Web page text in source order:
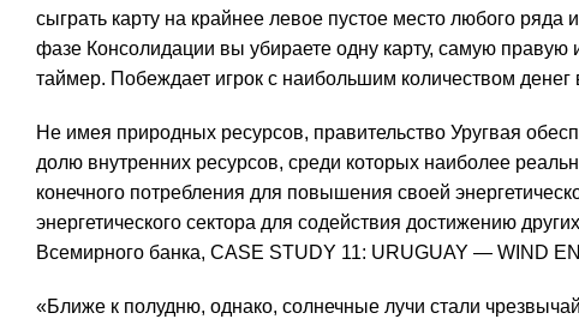
сыграть карту на крайнее левое пустое место любого
фазе Консолидации вы убираете одну карту, самую правую
таймер. Побеждает игрок с наибольшим количеством денег
Не имея природных ресурсов, правительство Уругвая
долю внутренних ресурсов, среди которых наиболее
конечного потребления для повышения своей
энергетического сектора для содействия достижению
Всемирного банка, CASE STUDY 11: URUGUAY — WIND
«Ближе к полудню, однако, солнечные лучи стали